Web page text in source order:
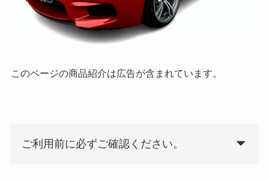
このページの商品紹介は広告が含まれています。
ご利用前に必ずご確認ください。